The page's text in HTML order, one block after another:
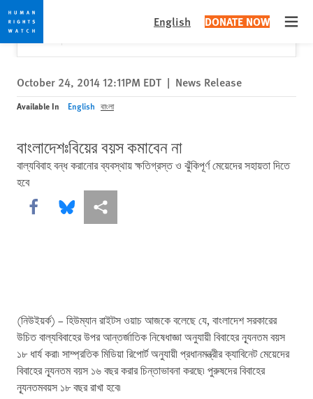
Skip
to
cookie
privacy
notice
Skip
to
main
content
English DONATE NOW
Would you like to read this page in English?
Yes
✕
October 24, 2014 12:11PM EDT | News Release
Available In English বাংলা
বাংলাদেশঃবিয়ের বয়স কমাবেন না
বাল্যবিবাহ বন্ধ করানোর ব্যবস্থায় ক্ষতিগ্রস্ত ও ঝুঁকিপূর্ণ মেয়েদের সহায়তা দিতে
হবে
Share this via Facebook
Share this via Bluesky
More sharing options
(নিউইয়র্ক) – হিউম্যান রাইটস ওয়াচ আজকে বলেছে যে, বাংলাদেশ সরকারের
উচিত বাল্যবিবাহের উপর আন্তর্জাতিক নিষেধাজ্ঞা অনুযায়ী বিবাহের ন্যূনতম বয়স
১৮ ধার্য করা৷ সাম্প্রতিক মিডিয়া রিপোর্ট অনুযায়ী প্রধানমন্ত্রীর ক্যাবিনেট মেয়েদের
বিবাহের ন্যূনতম বয়স ১৬ বছর করার চিন্তাভাবনা করছে৷ পুরুষদের বিবাহের
ন্যূনতমবয়স ১৮ বছর রাখা হবে৷